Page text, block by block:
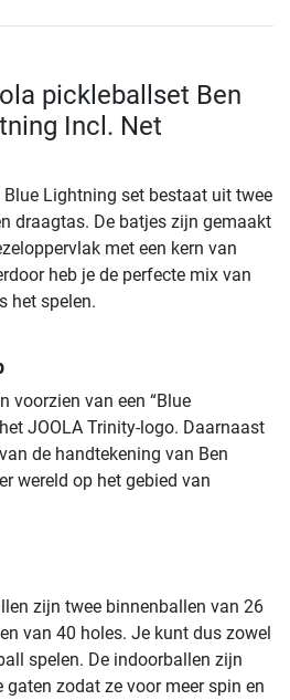
pickleballset Ben
Incl. Net
Lightning set bestaat uit twee
draagtas. De batjes zijn gemaakt
met een kern van
heb je de perfecte mix van
het spelen.
voorzien van een “Blue
JOOLA Trinity-logo. Daarnaast
de handtekening van Ben
wereld op het gebied van
zijn twee binnenballen van 26
van 40 holes. Je kunt dus zowel
spelen. De indoorballen zijn
gaten zodat ze voor meer spin en